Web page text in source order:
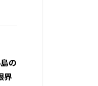
の
界